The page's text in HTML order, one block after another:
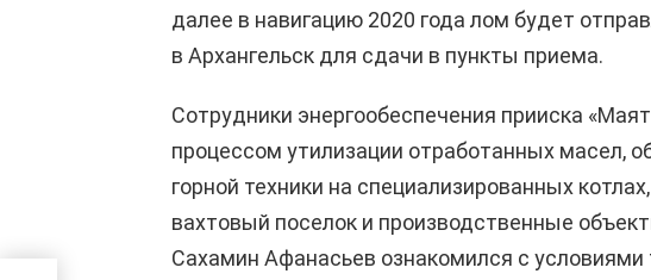
далее в навигацию 2020 года лом будет
в Архангельск для сдачи в пункты приема.
Сотрудники энергообеспечения прииска
процессом утилизации отработанных масел,
горной техники на специализированных
вахтовый поселок и производственные
Сахамин Афанасьев ознакомился с условиями